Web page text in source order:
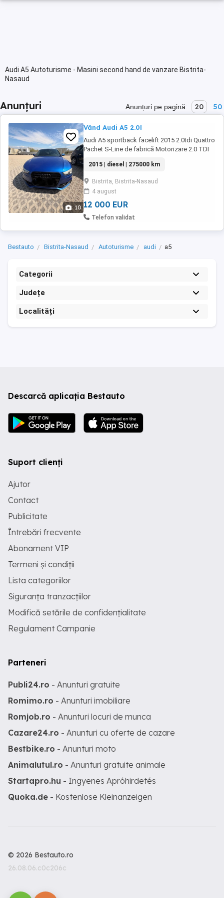
Audi A5 Autoturisme - Masini second hand de vanzare Bistrita-
Nasaud
Anunțuri Anunțuri pe pagină: 20 50
10
Vând Audi A5 2.0l
Audi A5 sportback facelift 2015 2.0tdi Quattro
Pachet S-Line de fabrică Motorizare 2.0 TDI
3 X S-Line interior-exterior de fabrică Cutie de
viteză automată S-Tronic Volan S-Line
multifuncțional Navigație actualizată full
Europa Dublu climatronic Încălzire ...
2015 | diesel | 275000 km
Bistrita, Bistrita-Nasaud
4 august
12 000 EUR
Telefon validat
Bestauto Bistrita-Nasaud Autoturisme audi a5
Categorii
Județe
Localități
Descarcă aplicația Bestauto
Suport clienți
Ajutor
Contact
Publicitate
Întrebări frecvente
Abonament VIP
Termeni și condiții
Lista categoriilor
Siguranța tranzacțiilor
Modifică setările de confidențialitate
Regulament Campanie
Parteneri
Publi24.ro - Anunturi gratuite
Romimo.ro - Anunturi imobiliare
Romjob.ro - Anunturi locuri de munca
Cazare24.ro - Anunturi cu oferte de cazare
Bestbike.ro - Anunturi moto
Animalutul.ro - Anunturi gratuite animale
Startapro.hu - Ingyenes Apróhirdetés
Quoka.de - Kostenlose Kleinanzeigen
© 2026 Bestauto.ro
26.08.06.c0c206c